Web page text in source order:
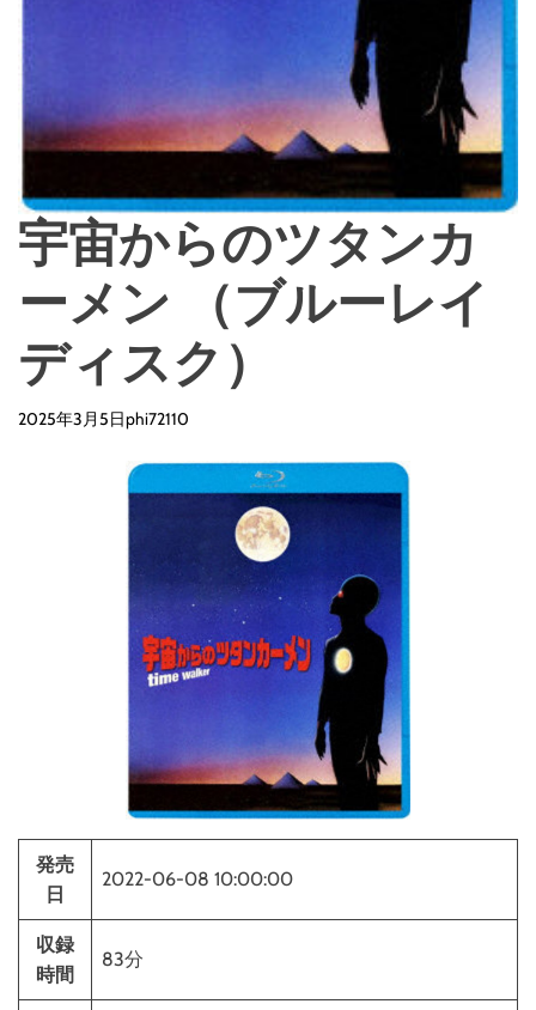
宇宙からのツタンカ
ーメン （ブルーレイ
ディスク）
2025年3月5日phi72110
発売
日
2022-06-08 10:00:00
収録
時間
83分